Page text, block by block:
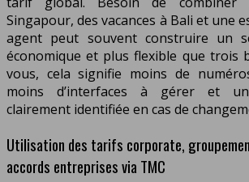
Singapour, des vacances à Bali et une
agent peut souvent construire un
économique et plus flexible que trois
vous, cela signifie moins de
moins d’interfaces à gérer et
clairement identifiée en cas de
Utilisation des tarifs corporate,
accords entreprises via TMC